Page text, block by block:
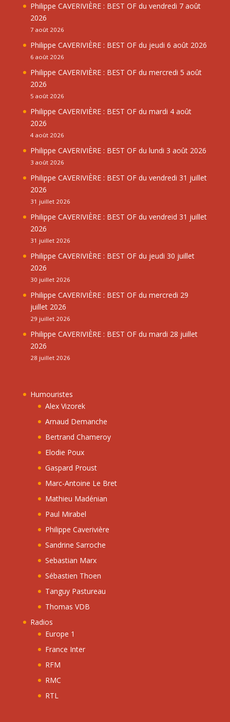
Philippe CAVERIVIÈRE : BEST OF du vendredi 7 août
2026
7 août 2026
Philippe CAVERIVIÈRE : BEST OF du jeudi 6 août 2026
6 août 2026
Philippe CAVERIVIÈRE : BEST OF du mercredi 5 août
2026
5 août 2026
Philippe CAVERIVIÈRE : BEST OF du mardi 4 août
2026
4 août 2026
Philippe CAVERIVIÈRE : BEST OF du lundi 3 août 2026
3 août 2026
Philippe CAVERIVIÈRE : BEST OF du vendredi 31 juillet
2026
31 juillet 2026
Philippe CAVERIVIÈRE : BEST OF du vendreid 31 juillet
2026
31 juillet 2026
Philippe CAVERIVIÈRE : BEST OF du jeudi 30 juillet
2026
30 juillet 2026
Philippe CAVERIVIÈRE : BEST OF du mercredi 29
juillet 2026
29 juillet 2026
Philippe CAVERIVIÈRE : BEST OF du mardi 28 juillet
2026
28 juillet 2026
Humouristes
Alex Vizorek
Arnaud Demanche
Bertrand Chameroy
Elodie Poux
Gaspard Proust
Marc-Antoine Le Bret
Mathieu Madénian
Paul Mirabel
Philippe Caverivière
Sandrine Sarroche
Sebastian Marx
Sébastien Thoen
Tanguy Pastureau
Thomas VDB
Radios
Europe 1
France Inter
RFM
RMC
RTL